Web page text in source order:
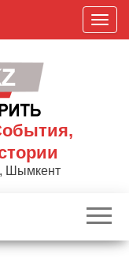
П
о
к
р
Шымкент